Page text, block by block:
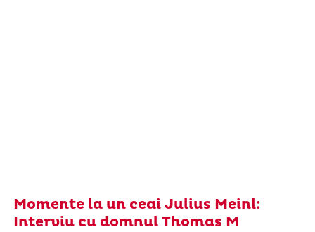
Momente la un ceai Julius Meinl:
Interviu cu domnul Thomas M